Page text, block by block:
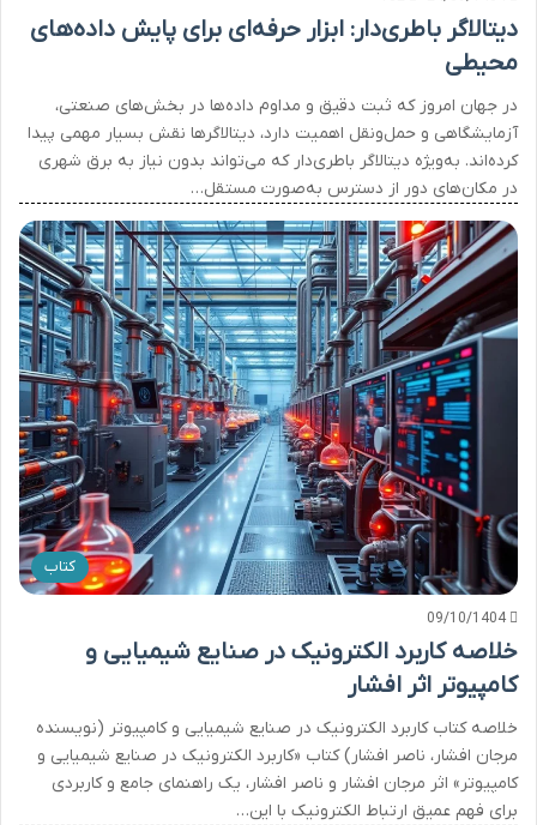
دیتالاگر باطری‌دار: ابزار حرفه‌ای برای پایش داده‌های
محیطی
در جهان امروز که ثبت دقیق و مداوم داده‌ها در بخش‌های صنعتی،
آزمایشگاهی و حمل‌ونقل اهمیت دارد، دیتالاگرها نقش بسیار مهمی پیدا
کرده‌اند. به‌ویژه دیتالاگر باطری‌دار که می‌تواند بدون نیاز به برق شهری
در مکان‌های دور از دسترس به‌صورت مستقل…
کتاب
09/10/1404
خلاصه کاربرد الکترونیک در صنایع شیمیایی و
کامپیوتر اثر افشار
خلاصه کتاب کاربرد الکترونیک در صنایع شیمیایی و کامپیوتر (نویسنده
مرجان افشار، ناصر افشار) کتاب «کاربرد الکترونیک در صنایع شیمیایی و
کامپیوتر» اثر مرجان افشار و ناصر افشار، یک راهنمای جامع و کاربردی
برای فهم عمیق ارتباط الکترونیک با این…